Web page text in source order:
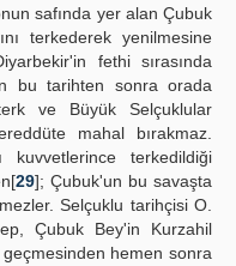
safında yer alan Çubuk
terkederek yenilmesine
fethi sırasında
bu tarihten sonra orada
ve Büyük Selçuklular
mahal bırakmaz.
kuvvetlerince terkedildiği
29]; Çubuk'un bu savaşta
Selçuklu tarihçisi O.
Çubuk Bey'in Kurzahil
geçmesinden hemen sonra